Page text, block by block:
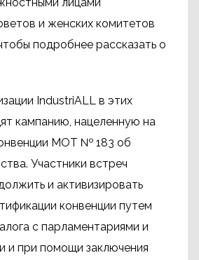
и женских комитетов
подробнее рассказать о
IndustriALL в этих
кампанию, нацеленную на
МОТ № 183 об
Участники встреч
и активизировать
конвенции путем
с парламентариями и
и при помощи заключения